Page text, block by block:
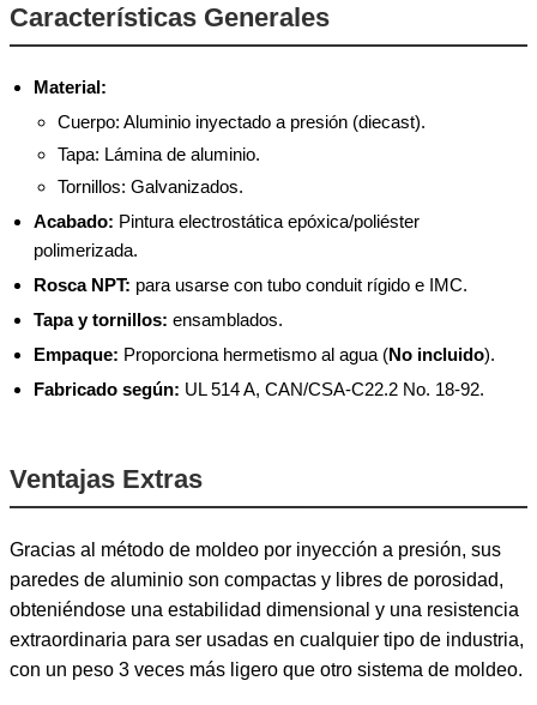
Características Generales
Material:
Cuerpo: Aluminio inyectado a presión (diecast).
Tapa: Lámina de aluminio.
Tornillos: Galvanizados.
Acabado: Pintura electrostática epóxica/poliéster
polimerizada.
Rosca NPT: para usarse con tubo conduit rígido e IMC.
Tapa y tornillos: ensamblados.
Empaque: Proporciona hermetismo al agua (No incluido).
Fabricado según: UL 514 A, CAN/CSA-C22.2 No. 18-92.
Ventajas Extras
Gracias al método de moldeo por inyección a presión, sus
paredes de aluminio son compactas y libres de porosidad,
obteniéndose una estabilidad dimensional y una resistencia
extraordinaria para ser usadas en cualquier tipo de industria,
con un peso 3 veces más ligero que otro sistema de moldeo.